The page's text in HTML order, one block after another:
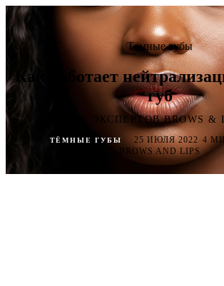
Тёмные губы
Как работает
губ
ОТ ЭКСПЕРТОВ BROWS &
ТЁМНЫЕ ГУБЫ ·25 ИЮЛЯ 2022· 4
BROWS AND LIPS